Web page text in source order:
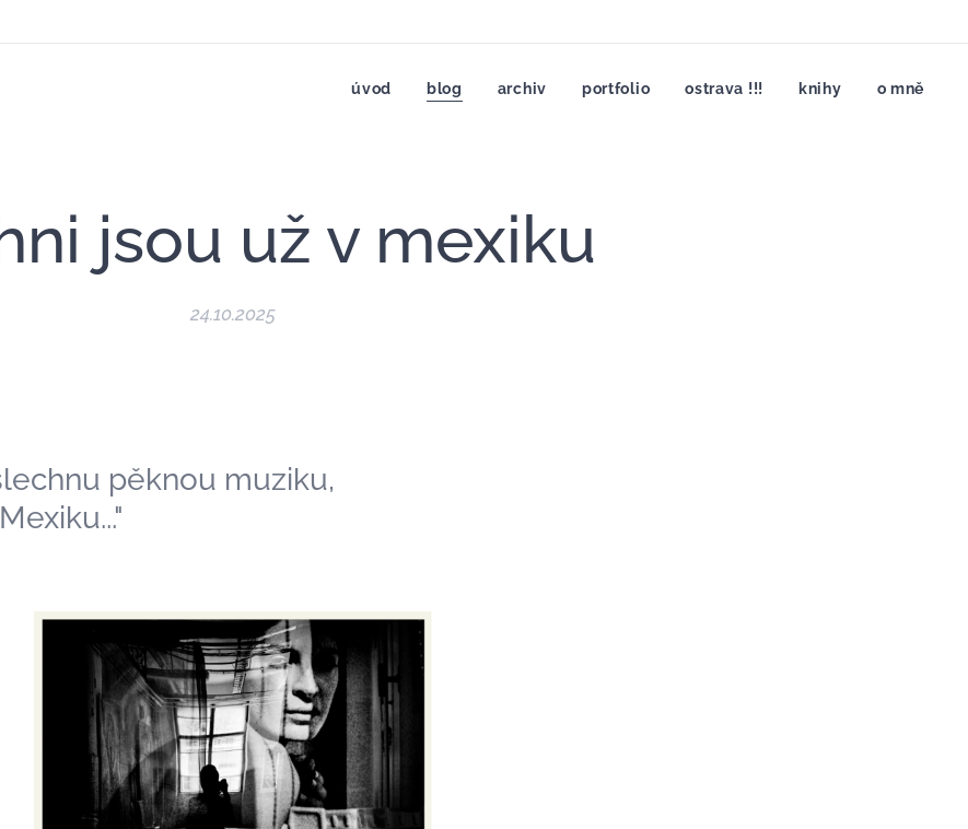
úvod blog archiv portfolio ostrava !!! knihy o mně
jsou už v mexiku
24.10.2025
pěknou muziku,